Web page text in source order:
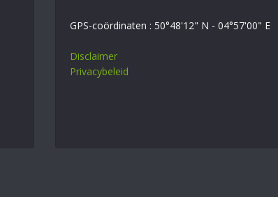
GPS-coördinaten : 50°48'12" N - 04°57'00" E
Disclaimer
Privacybeleid